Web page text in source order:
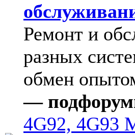
Ремонт и
разных
обмен
—
4G92, 4G93